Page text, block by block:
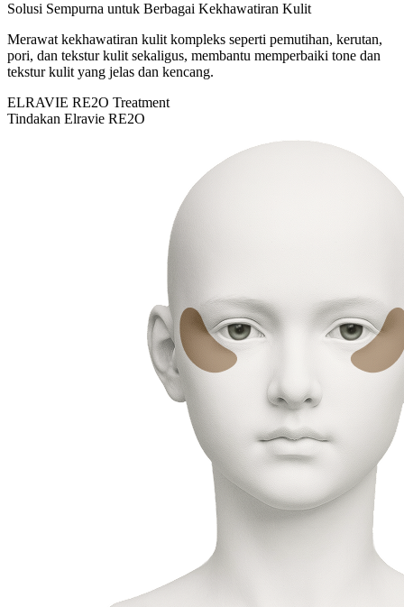
Solusi Sempurna untuk Berbagai Kekhawatiran Kulit
Merawat kekhawatiran kulit kompleks seperti pemutihan, kerutan,
pori, dan tekstur kulit sekaligus, membantu memperbaiki tone dan
tekstur kulit yang jelas dan kencang.
ELRAVIE RE2O Treatment
Tindakan Elravie RE2O